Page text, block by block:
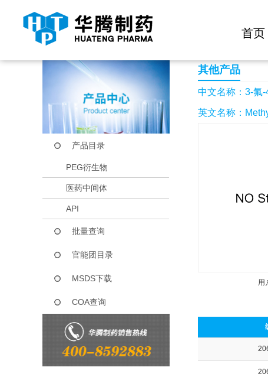
首页
当前位置： 首页 产品中心 3-氟-4-硝基苯甲酸甲酯
产品目录
PEG衍生物
医药中间体
API
批量查询
官能团目录
MSDS下载
COA查询
其他产品
中文名称：3-氟
英文名称：
用
收